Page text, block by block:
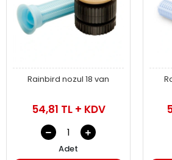
Rainbird nozul 18 van
54,81 TL + KDV
Adet